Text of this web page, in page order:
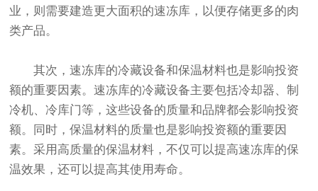
业，则需要建造更大面积的速冻库，以便存储更多的肉
类产品。
其次，速冻库的冷藏设备和保温材料也是影响投资
额的重要因素。速冻库的冷藏设备主要包括冷却器、制
冷机、冷库门等，这些设备的质量和品牌都会影响投资
额。同时，保温材料的质量也是影响投资额的重要因
素。采用高质量的保温材料，不仅可以提高速冻库的保
温效果，还可以提高其使用寿命。